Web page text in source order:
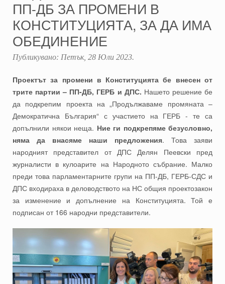
ПП-ДБ ЗА ПРОМЕНИ В
КОНСТИТУЦИЯТА, ЗА ДА ИМА
ОБЕДИНЕНИЕ
Публикувано: Петък, 28 Юли 2023.
Проектът за промени в Конституцията бе внесен от
трите партии – ПП-ДБ, ГЕРБ и ДПС. Нашето решение бе
да подкрепим проекта на „Продължаваме промяната –
Демократична България“ с участието на ГЕРБ - те са
допълнили някои неща. Ние ги подкрепяме безусловно,
няма да внасяме наши предложения. Това заяви
народният представител от ДПС Делян Пеевски пред
журналисти в кулоарите на Народното събрание. Малко
преди това парламентарните групи на ПП-ДБ, ГЕРБ-СДС и
ДПС входираха в деловодството на НС общия проектозакон
за изменение и допълнение на Конституцията. Той е
подписан от 166 народни представители.